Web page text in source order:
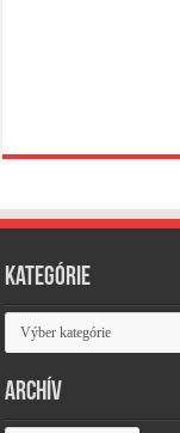
Kategórie
Kategórie
Archív